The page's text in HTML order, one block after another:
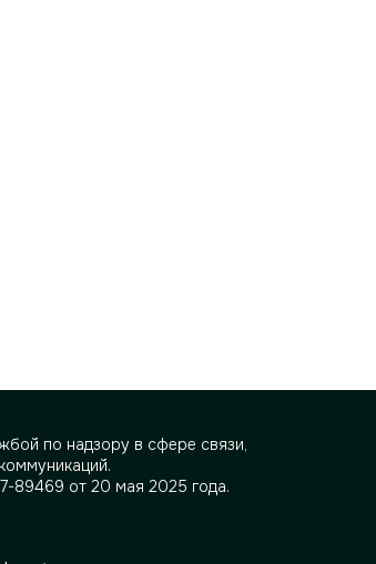
по надзору в сфере связи,
89469 от 20 мая 2025 года.